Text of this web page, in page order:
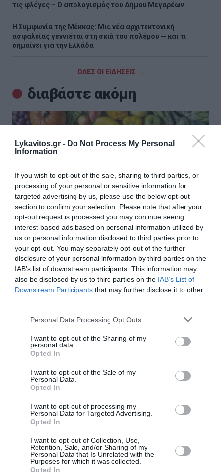
Lykavitos.gr - Do Not Process My Personal
Information
If you wish to opt-out of the sale, sharing to third parties, or
processing of your personal or sensitive information for
targeted advertising by us, please use the below opt-out
section to confirm your selection. Please note that after your
opt-out request is processed you may continue seeing
interest-based ads based on personal information utilized by
us or personal information disclosed to third parties prior to
your opt-out. You may separately opt-out of the further
disclosure of your personal information by third parties on the
IAB’s list of downstream participants. This information may
also be disclosed by us to third parties on the IAB’s List of
Downstream Participants that may further disclose it to other
Please note that this website/app uses one or more Google
not limited to your visit or usage behaviour. You may click to
grant or deny consent to Google and its third-party tags to
use your data for below specified purposes in below Google
consent section.
Personal Data Processing Opt Outs
I want to opt-out of the Sharing of my
personal data.
Opted In
I want to opt-out of the Sale of my
Personal Data.
Opted In
I want to opt-out of processing my
Personal Data for Targeted Advertising.
Opted In
I want to opt-out of Collection, Use,
Retention, Sale, and/or Sharing of my
Personal Data that Is Unrelated with the
Purposes for which it was collected.
Opted In
τις φλόγες – Ο απολογισμός του Δήμου Μεγαρέων
Η Συμφωνία της Μέκκας: Μια νέα αρχιτεκτονική
ασφαλείας γεννιέται στη σκιά του πολέμου — και τι
σημαίνει για την Ελλάδα
ΟΛΕΣ ΟΙ ΕΙΔΗΣΕΙΣ →
διαβάστε ακόμη
Οι τροφές που βοηθούν στην μείωση της
χοληστερίνης
Η σωστή διατροφή μπορεί να μειώσει τα επίπεδα της
χοληστερίνης στον οργανισμό και να περιορίσει τον
ποιες τροφές αξίζει να εντάξετ...
01 Αυγούστου 2026